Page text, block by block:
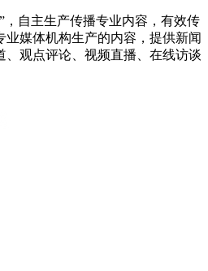
，自主生产传播专业内容，有效传
媒体机构生产的内容，提供新闻
、观点评论、视频直播、在线访谈